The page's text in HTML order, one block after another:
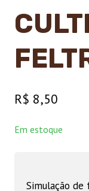
R$ 8,50
Em estoque
Simulação de